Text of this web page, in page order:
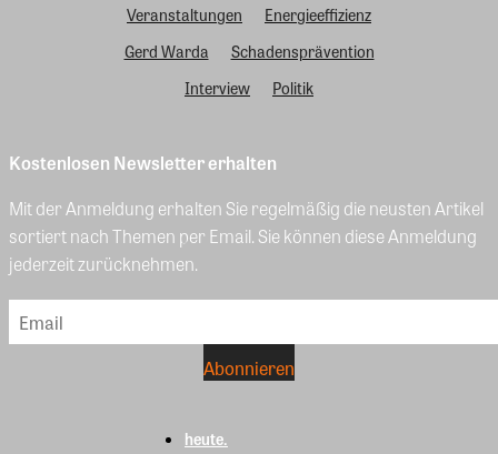
Veranstaltungen
Energieeffizienz
Gerd Warda
Schadensprävention
Interview
Politik
Kostenlosen Newsletter erhalten
Mit der Anmeldung erhalten Sie regelmäßig die neusten Artikel
sortiert nach Themen per Email. Sie können diese Anmeldung
jederzeit zurücknehmen.
heute.